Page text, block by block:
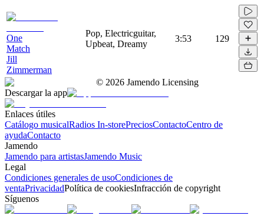
One
Match
Jill
Zimmerman
Pop, Electricguitar,
Upbeat, Dreamy
3:53 129
© 2026 Jamendo Licensing
Descargar la app
Enlaces útiles
Catálogo musicalRadios In-storePreciosContactoCentro de
ayudaContacto
Jamendo
Jamendo para artistasJamendo Music
Legal
Condiciones generales de usoCondiciones de
ventaPrivacidadPolítica de cookiesInfracción de copyright
Síguenos